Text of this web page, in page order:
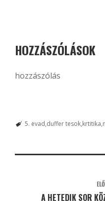
HOZZÁSZÓLÁSOK
hozzászólás
5. evad duffer tesok krtitika
A HETEDIK SOR